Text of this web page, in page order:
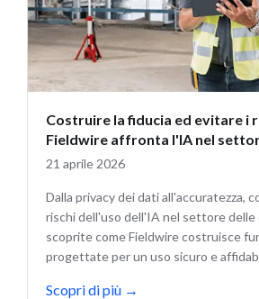
Costruire la fiducia ed evitare i
Fieldwire affronta l'IA nel
costruzioni
21 aprile 2026
Dalla privacy dei dati all'accuratezza,
rischi dell'uso dell'IA nel settore delle
scoprite come Fieldwire costruisce
progettate per un uso sicuro e
Scopri di più →